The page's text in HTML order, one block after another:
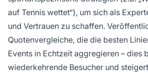
auf Tennis wettet“), um sich als
und Vertrauen zu schaffen.
Quotenvergleiche, die die besten
Events in Echtzeit aggregieren – dies
wiederkehrende Besucher und